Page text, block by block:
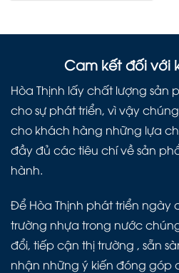
Cam kết đối với
Hòa Thịnh lấy chất lượng sản
cho sự phát triển, vì vậy
cho khách hàng những lựa
đầy đủ các tiêu chí về sản
hành.
Để Hòa Thịnh phát triển ngày
trường nhựa trong nước
đổi, tiếp cận thị trường , sẵn
nhận những ý kiến đóng góp